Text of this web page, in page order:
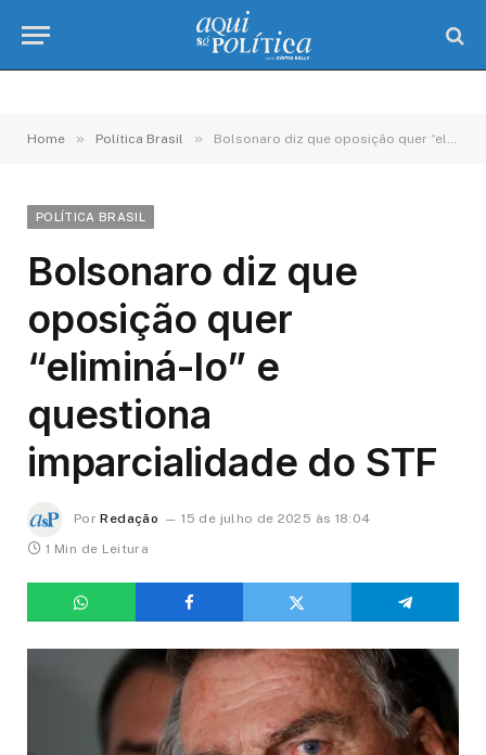
Home » Política Brasil » Bolsonaro diz que oposição quer “eliminá-lo” e questiona imparcialidade do STF
POLÍTICA BRASIL
Bolsonaro diz que
oposição quer
“eliminá-lo” e
questiona
imparcialidade do STF
Por Redação
15 de julho de 2025 às 18:04
1 Min de Leitura